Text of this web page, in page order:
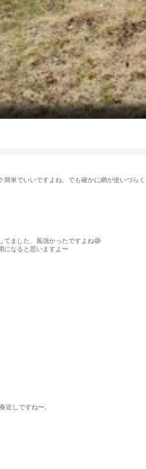
簡単でいいですよね、でも確かに網が使いづ
てました、風強かったですよね😅
になると思いますよ〜
近しですね〜。